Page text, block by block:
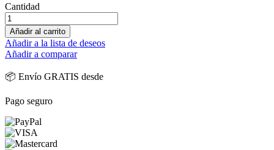
Cantidad
Añadir al carrito
Añadir a la lista de deseos
Añadir a comparar
📦 Envío GRATIS desde
Pago seguro